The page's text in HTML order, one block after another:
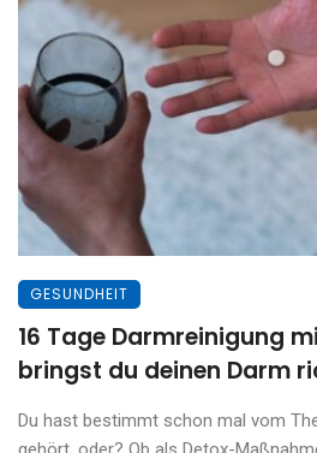
GESUNDHEIT
16 Tage Darmreinigung
bringst du deinen Darm
Du hast bestimmt schon mal vom